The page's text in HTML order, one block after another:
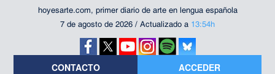
hoyesarte.com, primer diario de arte en lengua española
7 de agosto de 2026 / Actualizado a 13:54h
CONTACTO ACCEDER